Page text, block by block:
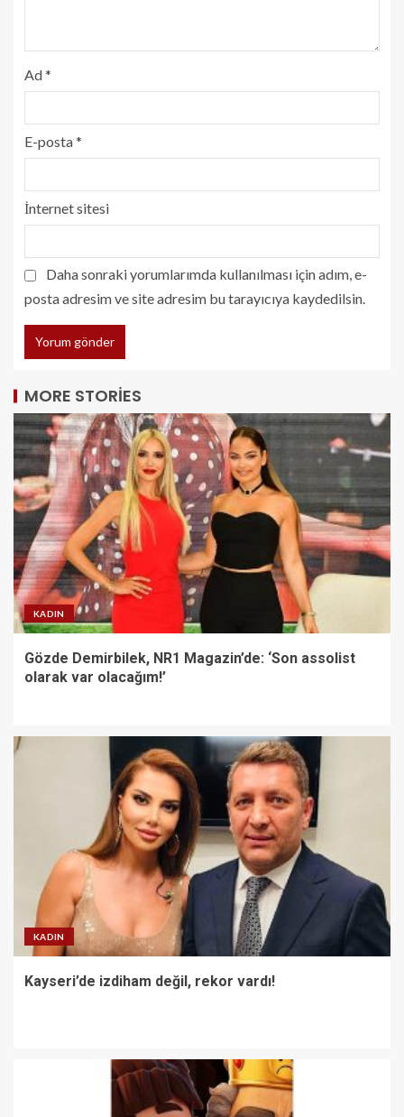
Ad*
E-posta*
İnternet sitesi
Daha sonraki yorumlarımda kullanılması için adım, e-
posta adresim ve site adresim bu tarayıcıya kaydedilsin.
MORE STORIES
KADIN
Gözde Demirbilek, NR1 Magazin’de: ‘Son assolist
olarak var olacağım!’
KADIN
Kayseri’de izdiham değil, rekor vardı!